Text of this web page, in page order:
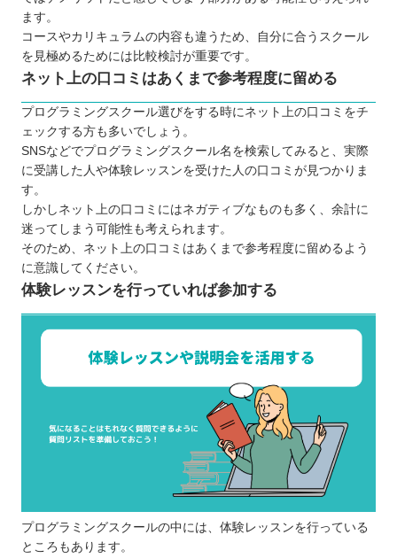
ます。
コースやカリキュラムの内容も違うため、自分に合うスクール
を見極めるためには比較検討が重要です。
ネット上の口コミはあくまで参考程度に留める
プログラミングスクール選びをする時にネット上の口コミをチ
ェックする方も多いでしょう。
SNSなどでプログラミングスクール名を検索してみると、実際
に受講した人や体験レッスンを受けた人の口コミが見つかりま
す。
しかしネット上の口コミにはネガティブなものも多く、余計に
迷ってしまう可能性も考えられます。
そのため、ネット上の口コミはあくまで参考程度に留めるよう
に意識してください。
体験レッスンを行っていれば参加する
プログラミングスクールの中には、体験レッスンを行っている
ところもあります。